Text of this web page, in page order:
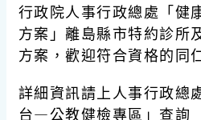
行政院人事行政總處「
方案」離島縣市特約診所
方案，歡迎符合資格的同
詳細資訊請上人事行政總
台—公教健檢專區」查詢